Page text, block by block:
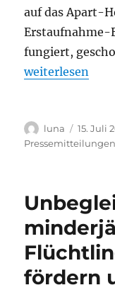
auf das Apart-
Erstaufnahme-
fungiert,
„Nicht
weiterlesen
Autor
luna
am
15. Juli
Pressemitteilungen
fördern